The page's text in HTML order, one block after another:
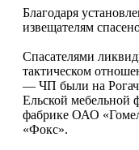
Благодаря
извещателям
Спасателями
тактическом
— ЧП были на
Ельской мебельной
фабрике ОАО
«Фокс».